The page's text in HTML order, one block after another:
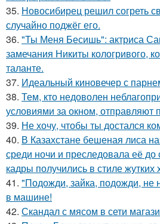
35. Новосибирец решил согреть
случайно поджёг его.
36. "Ты Меня Бесишь": актриса
замечания Никиты кологривого,
таланте.
37. Идеальный киновечер с
38. Тем, кто недоволен
условиями за окном, отправляют
39. Не хочу, чтобы ты достался
40. В Казахстане бешеная лиса
среди ночи и преследовала её
кадры получились в стиле жутких
41. "Подожди, зайка, подожди, не
в машине!
42. Скандал с мясом в сети